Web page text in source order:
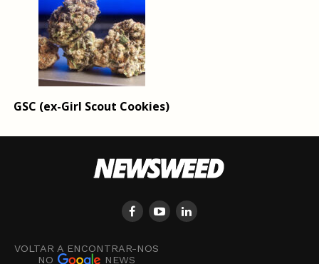
GSC (ex-Girl Scout Cookies)
VOLTAR A ENCONTRAR-NOS
NO
NEWS